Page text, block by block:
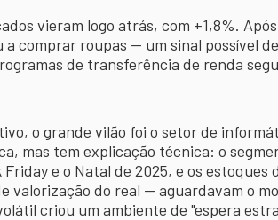
vieram logo atrás, com +1,8%.
a comprar roupas — um sinal possível
de transferência de renda
o grande vilão foi o setor de
mas tem explicação técnica: o
e o Natal de 2025, e os
valorização do real — aguardavam o
criou um ambiente de "espera